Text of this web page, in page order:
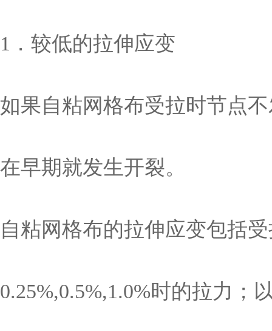
1．较低的拉伸应变
如果自粘网格布受拉时节点
在早期就发生开裂。
自粘网格布的拉伸应变包括
0.25%,0.5%,1.0%时的拉力